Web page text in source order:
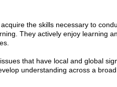
the skills necessary to
They actively enjoy learning
that have local and global
understanding across a